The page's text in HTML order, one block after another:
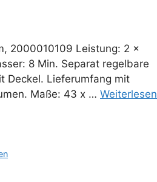
2000010109 Leistung: 2 x
8 Min. Separat regelbare
Deckel. Lieferumfang mit
Maße: 43 x … Weiterlesen